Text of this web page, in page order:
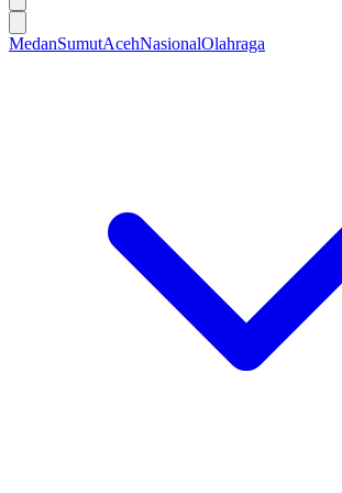
MedanSumutAcehNasionalOlahraga